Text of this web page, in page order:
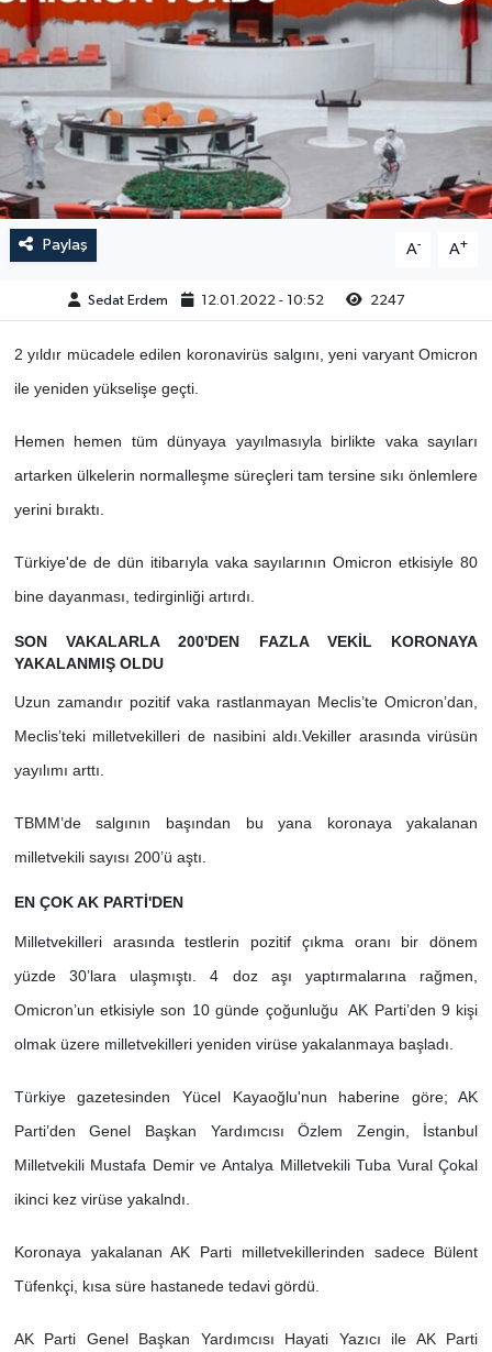
Paylaş A- A+
Sedat Erdem 12.01.2022 - 10:52 2247
2 yıldır mücadele edilen koronavirüs salgını, yeni varyant Omicron
ile yeniden yükselişe geçti.
Hemen hemen tüm dünyaya yayılmasıyla birlikte vaka sayıları
artarken ülkelerin normalleşme süreçleri tam tersine sıkı önlemlere
yerini bıraktı.
Türkiye'de de dün itibarıyla vaka sayılarının Omicron etkisiyle 80
bine dayanması, tedirginliği artırdı.
SON VAKALARLA 200'DEN FAZLA VEKİL KORONAYA
YAKALANMIŞ OLDU
Uzun zamandır pozitif vaka rastlanmayan Meclis’te Omicron’dan,
Meclis’teki milletvekilleri de nasibini aldı.Vekiller arasında virüsün
yayılımı arttı.
TBMM’de salgının başından bu yana koronaya yakalanan
milletvekili sayısı 200’ü aştı.
EN ÇOK AK PARTİ'DEN
Milletvekilleri arasında testlerin pozitif çıkma oranı bir dönem
yüzde 30’lara ulaşmıştı. 4 doz aşı yaptırmalarına rağmen,
Omicron’un etkisiyle son 10 günde çoğunluğu AK Parti’den 9 kişi
olmak üzere milletvekilleri yeniden virüse yakalanmaya başladı.
Türkiye gazetesinden Yücel Kayaoğlu'nun haberine göre; AK
Parti’den Genel Başkan Yardımcısı Özlem Zengin, İstanbul
Milletvekili Mustafa Demir ve Antalya Milletvekili Tuba Vural Çokal
ikinci kez virüse yakalndı.
Koronaya yakalanan AK Parti milletvekillerinden sadece Bülent
Tüfenkçi, kısa süre hastanede tedavi gördü.
AK Parti Genel Başkan Yardımcısı Hayati Yazıcı ile AK Parti